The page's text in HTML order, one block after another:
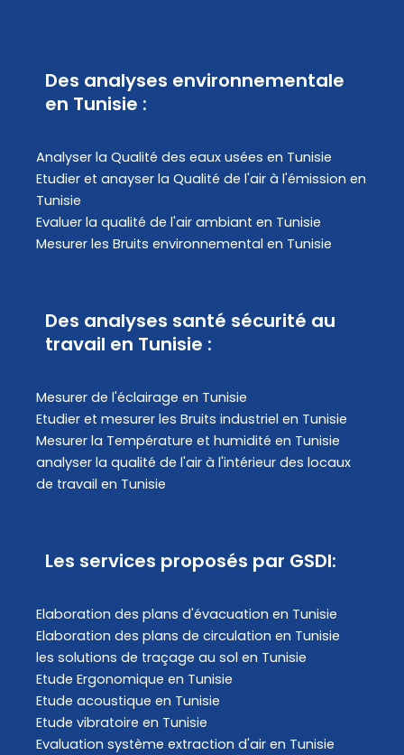
Des analyses environnementale
en Tunisie :
Analyser la Qualité des eaux usées en Tunisie
Etudier et anayser la Qualité de l'air à l'émission en
Tunisie
Evaluer la qualité de l'air ambiant en Tunisie
Mesurer les Bruits environnemental en Tunisie
Des analyses santé sécurité au
travail en Tunisie :
Mesurer de l'éclairage en Tunisie
Etudier et mesurer les Bruits industriel en Tunisie
Mesurer la Température et humidité en Tunisie
analyser la qualité de l'air à l'intérieur des locaux
de travail en Tunisie
Les services proposés par GSDI:
Elaboration des plans d'évacuation​ en Tunisie
Elaboration des plans de circulation en Tunisie
les solutions de traçage au sol en Tunisie
Etude Ergonomique en Tunisie
Etude acoustique en Tunisie
Etude vibratoire en Tunisie
Evaluation système extraction d'air en Tunisie